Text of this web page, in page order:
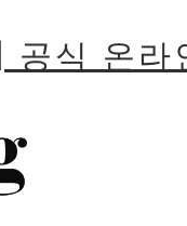
식 온라